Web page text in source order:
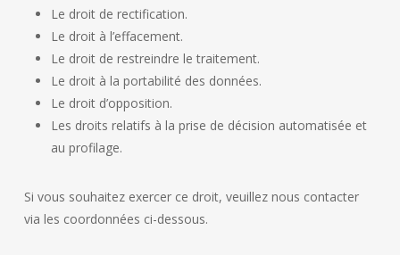
Le droit de rectification.
Le droit à l’effacement.
Le droit de restreindre le traitement.
Le droit à la portabilité des données.
Le droit d’opposition.
Les droits relatifs à la prise de décision automatisée et
au profilage.
Si vous souhaitez exercer ce droit, veuillez nous contacter
via les coordonnées ci-dessous.